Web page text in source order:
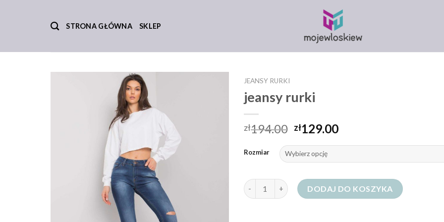
STRONA GŁÓWNA SKLEP
JEANSY RURKI
jeansy rurki
zł194.00 zł129.00
Rozmiar
ilość jeansy rurki DODAJ DO KOSZYKA